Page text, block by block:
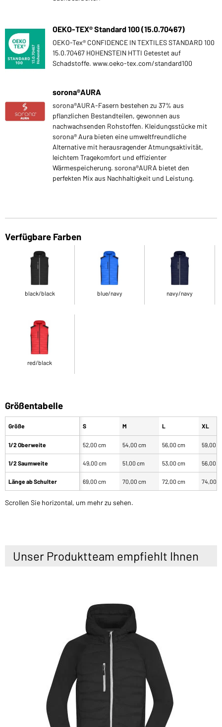
OEKO-TEX® Standard 100 (15.0.70467)
OEKO-Tex® CONFIDENCE IN TEXTILES STANDARD 100
15.0.70467 HOHENSTEIN HTTI Getestet auf
Schadstoffe. www.oeko-tex.com/standard100
sorona®AURA
sorona®AURA-Fasern bestehen zu 37% aus
pflanzlichen Bestandteilen, gewonnen aus
nachwachsenden Rohstoffen. Kleidungsstücke mit
sorona® Aura bieten eine umweltfreundliche
Alternative mit herausragender Atmungsaktivität,
leichtem Tragekomfort und effizienter
Wärmespeicherung. sorona®AURA bietet den
perfekten Mix aus Nachhaltigkeit und Leistung.
Verfügbare Farben
black/black blue/navy navy/navy
red/black
Größentabelle
Größe
1/2 Oberweite
1/2 Saumweite
Länge ab Schulter
S M L XL
52,00 cm 54,00 cm 56,00 cm 59,00
49,00 cm 51,00 cm 53,00 cm 56,00
69,00 cm 70,00 cm 72,00 cm 74,00
Scrollen Sie horizontal, um mehr zu sehen.
Unser Produktteam empfiehlt Ihnen